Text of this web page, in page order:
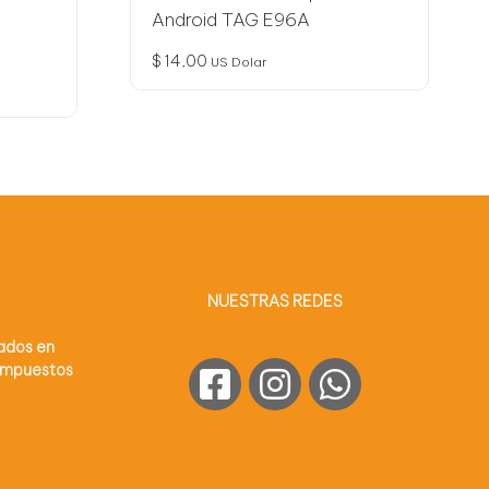
Android TAG E96A
$ 14,00 US Dolar
en
NUESTRAS REDES